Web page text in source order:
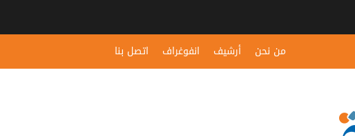
من نحن
أرشيف انفوغراف اتصل بنا